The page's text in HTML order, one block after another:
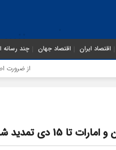
اقتصاد ایران اقتصاد جهان چند رسانه
از ضرورت اصلاح
15 دی تمدید شد